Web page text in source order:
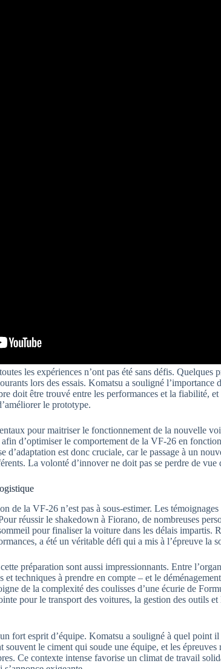
les expériences n’ont pas été sans défis. Quelques
lors des essais. Komatsu a souligné l’importance
doit être trouvé entre les performances et la fiabilité,
le prototype.
pour maitriser le fonctionnement de la nouvelle
d’optimiser le comportement de la VF-26 en
d’adaptation est donc cruciale, car le passage à un
La volonté d’innover ne doit pas se perdre de vue
de la VF-26 n’est pas à sous-estimer. Les
réussir le shakedown à Fiorano, de nombreuses
pour finaliser la voiture dans les délais impartis.
a été un véritable défi qui a mis à l’épreuve la
préparation sont aussi impressionnants. Entre
et techniques à prendre en compte – et le
de la complexité des coulisses d’une écurie de
pour le transport des voitures, la gestion des outils
fort esprit d’équipe. Komatsu a souligné à quel point
souvent le ciment qui soude une équipe, et les épreuves
Ce contexte intense favorise un climat de travail